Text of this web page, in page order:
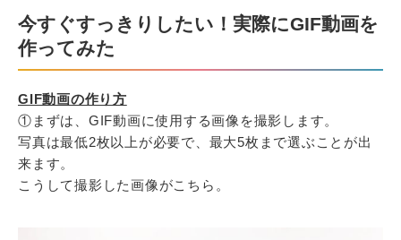
今すぐすっきりしたい！実際にGIF動画を
作ってみた
GIF動画の作り方
①まずは、GIF動画に使用する画像を撮影します。
写真は最低2枚以上が必要で、最大5枚まで選ぶことが出
来ます。
こうして撮影した画像がこちら。